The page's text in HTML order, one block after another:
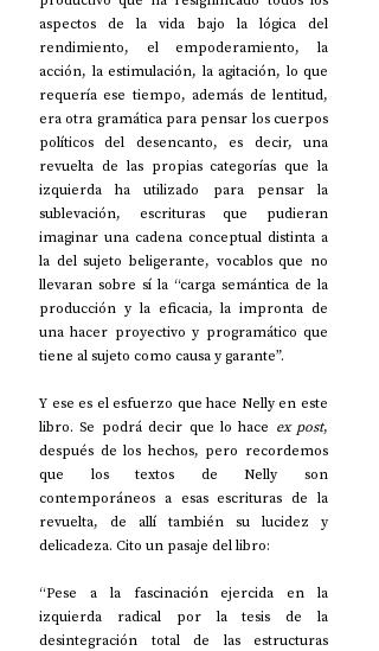
aspectos de la vida bajo la lógica del
rendimiento, el empoderamiento, la
acción, la estimulación, la agitación, lo que
requería ese tiempo, además de lentitud,
era otra gramática para pensar los cuerpos
políticos del desencanto, es decir, una
revuelta de las propias categorías que la
izquierda ha utilizado para pensar la
sublevación, escrituras que pudieran
imaginar una cadena conceptual distinta a
la del sujeto beligerante, vocablos que no
llevaran sobre sí la “carga semántica de la
producción y la eficacia, la impronta de
una hacer proyectivo y programático que
tiene al sujeto como causa y garante”.
Y ese es el esfuerzo que hace Nelly en este
libro. Se podrá decir que lo hace ex post,
después de los hechos, pero recordemos
que los textos de Nelly son
contemporáneos a esas escrituras de la
revuelta, de allí también su lucidez y
delicadeza. Cito un pasaje del libro:
“Pese a la fascinación ejercida en la
izquierda radical por la tesis de la
desintegración total de las estructuras